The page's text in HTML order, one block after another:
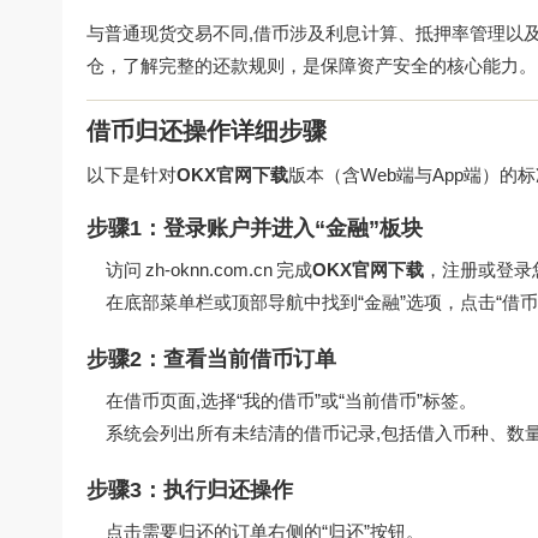
与普通现货交易不同,借币涉及利息计算、抵押率管理以
仓，了解完整的还款规则，是保障资产安全的核心能力。
借币归还操作详细步骤
以下是针对OKX官网下载版本（含Web端与App端）的
步骤1：登录账户并进入“金融”板块
访问 zh-oknn.com.cn 完成OKX官网下载 ，注册或登
在底部菜单栏或顶部导航中找到“金融”选项，点击“借
步骤2：查看当前借币订单
在借币页面,选择“我的借币”或“当前借币”标签。
系统会列出所有未结清的借币记录,包括借入币种、数
步骤3：执行归还操作
点击需要归还的订单右侧的“归还”按钮。